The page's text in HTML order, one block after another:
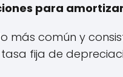
para
más común y
fija de